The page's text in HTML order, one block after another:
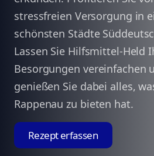
stressfreien Versorgung in
schönsten Städte
Lassen Sie Hilfsmittel-Held
Besorgungen vereinfachen
genießen Sie dabei alles,
Rappenau zu bieten hat.
Rezept erfassen